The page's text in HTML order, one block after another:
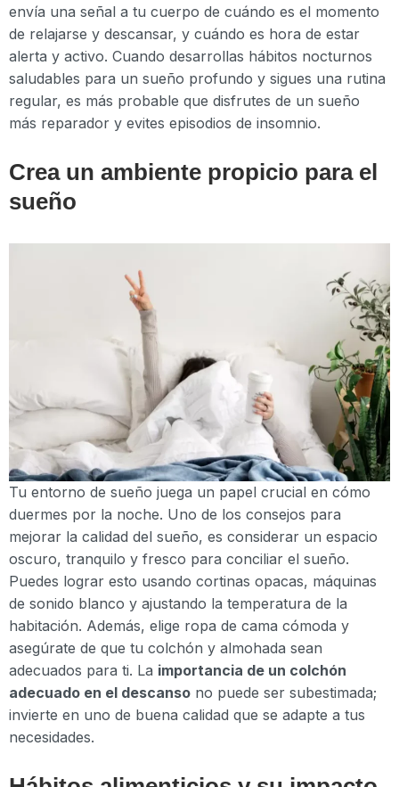
envía una señal a tu cuerpo de cuándo es el momento
de relajarse y descansar, y cuándo es hora de estar
alerta y activo. Cuando desarrollas hábitos nocturnos
saludables para un sueño profundo y sigues una rutina
regular, es más probable que disfrutes de un sueño
más reparador y evites episodios de insomnio.
Crea un ambiente propicio para el
sueño
Tu entorno de sueño juega un papel crucial en cómo
duermes por la noche. Uno de los consejos para
mejorar la calidad del sueño, es considerar un espacio
oscuro, tranquilo y fresco para conciliar el sueño.
Puedes lograr esto usando cortinas opacas, máquinas
de sonido blanco y ajustando la temperatura de la
habitación. Además, elige ropa de cama cómoda y
asegúrate de que tu colchón y almohada sean
adecuados para ti. La importancia de un colchón
adecuado en el descanso no puede ser subestimada;
invierte en uno de buena calidad que se adapte a tus
necesidades.